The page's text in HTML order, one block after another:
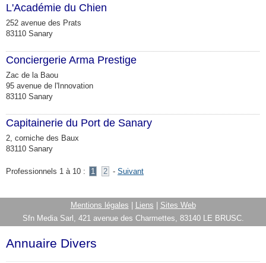
L'Académie du Chien
252 avenue des Prats
83110 Sanary
Conciergerie Arma Prestige
Zac de la Baou
95 avenue de l'Innovation
83110 Sanary
Capitainerie du Port de Sanary
2, corniche des Baux
83110 Sanary
Professionnels 1 à 10 : 1 2 - Suivant
Mentions légales Liens
Sites Web
Sfn Media Sarl, 421 avenue des Charmettes, 83140 LE BRUSC.
Annuaire Divers